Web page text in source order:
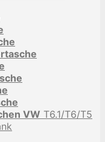
VW T6.1/T6/T5